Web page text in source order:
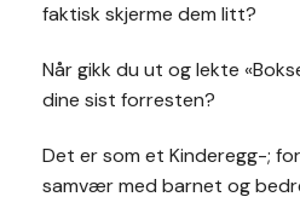
faktisk skjerme dem litt?
Når gikk du ut og lekte
dine sist forresten?
Det er som et Kinderegg-;
samvær med barnet og